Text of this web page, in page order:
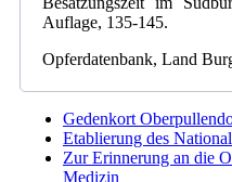
Auflage, 135-145.
Opferdatenbank, Land
Gedenkort
Etablierung des
Zur Erinnerung an die
Medizin